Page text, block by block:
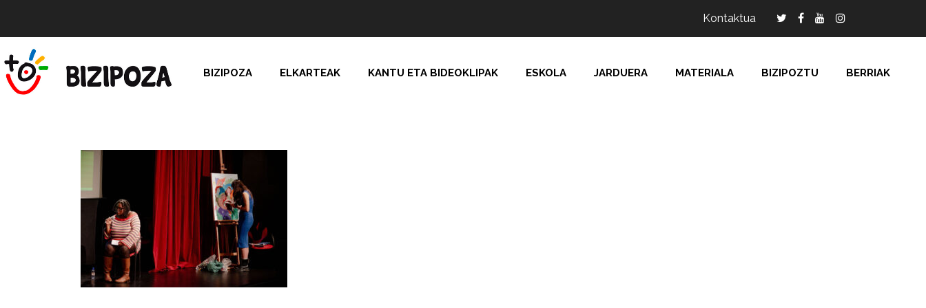
Kontaktua
BIZIPOZA ELKARTEAK KANTU ETA BIDEOKLIPAK ESKOLA JARDUERA MATERIALA BIZIPOZTU BERRIAK